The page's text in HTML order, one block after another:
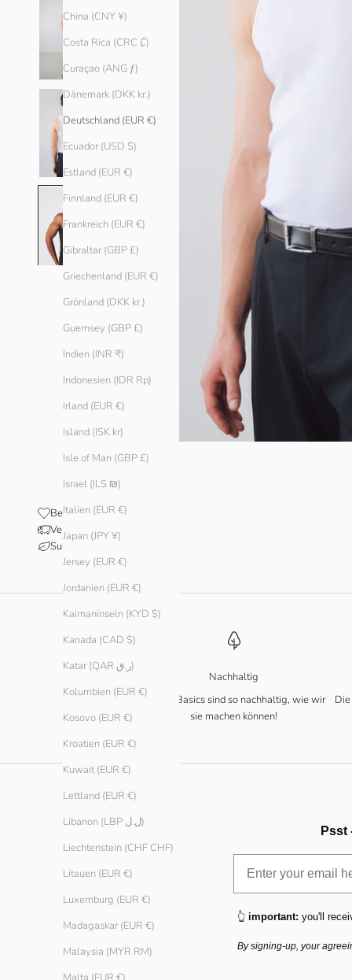
China (CNY ¥)
Costa Rica (CRC ₡)
Curaçao (ANG ƒ)
Dänemark (DKK kr.)
Deutschland (EUR €)
Ecuador (USD $)
Estland (EUR €)
Finnland (EUR €)
Frankreich (EUR €)
Gibraltar (GBP £)
Griechenland (EUR €)
Grönland (DKK kr.)
Guernsey (GBP £)
Indien (INR ₹)
Indonesien (IDR Rp)
Irland (EUR €)
Island (ISK kr)
Isle of Man (GBP £)
Israel (ILS ₪)
Italien (EUR €)
Japan (JPY ¥)
Jersey (EUR €)
Jordanien (EUR €)
Kaimaninseln (KYD $)
Kanada (CAD $)
Katar (QAR ر.ق)
Kolumbien (EUR €)
Kosovo (EUR €)
Kroatien (EUR €)
Kuwait (EUR €)
Lettland (EUR €)
Libanon (LBP ل.ل)
Liechtenstein (CHF CHF)
Litauen (EUR €)
Luxemburg (EUR €)
Madagaskar (EUR €)
Malaysia (MYR RM)
Bewertungen
Versand & Lieferung
Sustainability
Nachhaltig
Unsere Basics sind so nachhaltig, wie wir
sie machen können!
Psst
👆 important: you'll
By signing-up, your